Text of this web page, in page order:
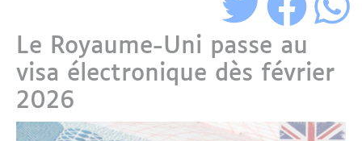
Le Royaume-Uni passe au
visa électronique dès février
2026